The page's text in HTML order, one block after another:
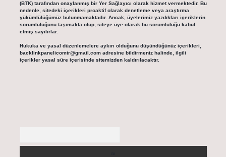
(BTK) tarafından onaylanmış bir Yer Sağlayıcı olarak hizmet vermektedir. Bu
nedenle, sitedeki içerikleri proaktif olarak denetleme veya araştırma
yükümlülüğümüz bulunmamaktadır. Ancak, üyelerimiz yazdıkları içeriklerin
sorumluluğunu taşımakta olup, siteye üye olarak bu sorumluluğu kabul
etmiş sayılırlar.
Hukuka ve yasal düzenlemelere aykırı olduğunu düşündüğünüz içerikleri,
backlinkpanelicomtr@gmail.comadresine bildirmeniz halinde, ilgili
içerikler yasal süre içerisinde sitemizden kaldırılacaktır.